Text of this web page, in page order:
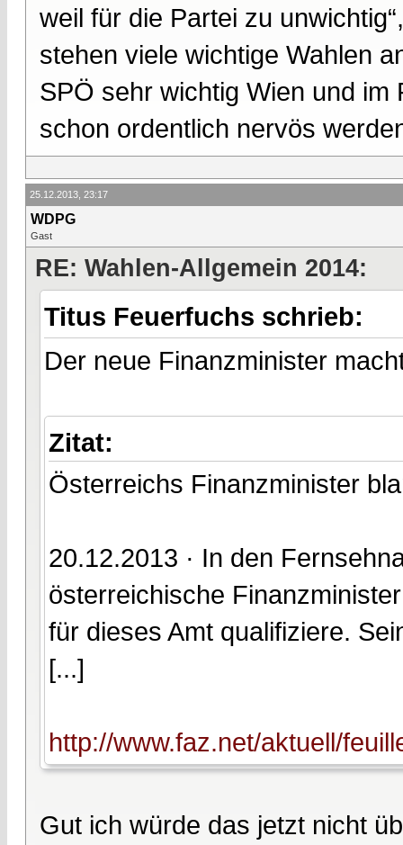
weil für die Partei zu
stehen viele wichtige Wahlen
SPÖ sehr wichtig Wien und
schon ordentlich nervös
25.12.2013, 23:17
WDPG
Gast
RE: Wahlen-Allgemein 2014:
Titus Feuerfuchs schrieb:
Der neue Finanzminister
Zitat:
Österreichs Finanzminister
20.12.2013 · In den
österreichische
für dieses Amt qualifiziere.
[...]
http://www.faz.net/aktuell/
Gut ich würde das jetzt nicht